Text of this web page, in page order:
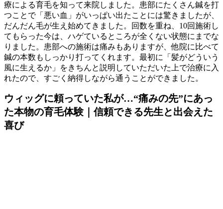
療による育毛を知って来院しました。患部にたくさん鍼を打
つことで「悪い血」がいっぱい出たことには驚きましたが、
だんだん毛が生え始めてきました。回数を重ね、10回施術し
てもらった今は、ハゲているところが全くない状態にまでな
りました。患部への施術は痛みもありますが、他院に比べて
鍼の本数もしっかり打ってくれます。最初に「髪がどういう
風に生えるか」をきちんと説明していただいた上で治療に入
れたので、すごく納得しながら通うことができました。
ウィッグに頼っていた私が…“痛みの先”にあっ
た本物の育毛体験｜信頼できる先生と出会えた
喜び